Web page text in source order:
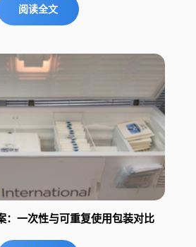
阅读全文
：一次性与可重复使用包装对比